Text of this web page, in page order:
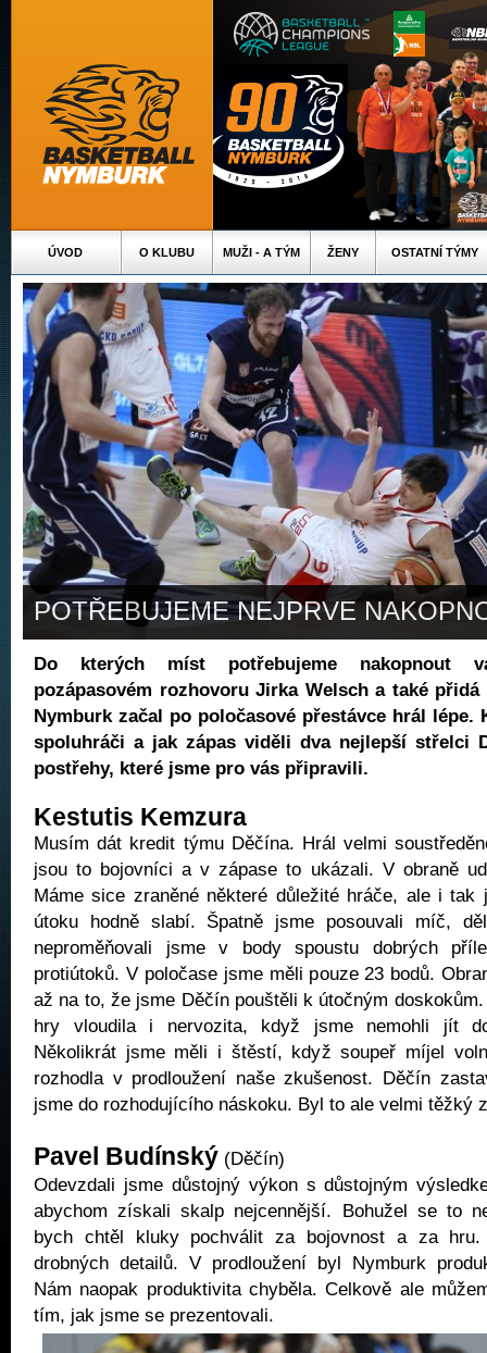
ÚVOD O KLUBU MUŽI - A TÝM ŽENY OSTATNÍ TÝMY
POTŘEBUJEME NEJPRVE
Do kterých míst potřebujeme nakopnout
pozápasovém rozhovoru Jirka Welsch a také
Nymburk začal po poločasové přestávce hrál lépe.
spoluhráči a jak zápas viděli dva nejlepší střelci
postřehy, které jsme pro vás připravili.
Kestutis Kemzura
Musím dát kredit týmu Děčína. Hrál velmi
jsou to bojovníci a v zápase to ukázali. V obraně
Máme sice zraněné některé důležité hráče, ale i tak
útoku hodně slabí. Špatně jsme posouvali míč,
neproměňovali jsme v body spoustu dobrých
protiútoků. V poločase jsme měli pouze 23 bodů.
až na to, že jsme Děčín pouštěli k útočným
hry vloudila i nervozita, když jsme nemohli jít
Několikrát jsme měli i štěstí, když soupeř míjel
rozhodla v prodloužení naše zkušenost. Děčín
jsme do rozhodujícího náskoku. Byl to ale velmi těžký
Pavel Budínský (Děčín)
Odevzdali jsme důstojný výkon s důstojným
abychom získali skalp nejcennější. Bohužel se to
bych chtěl kluky pochválit za bojovnost a za hru.
drobných detailů. V prodloužení byl Nymburk
Nám naopak produktivita chyběla. Celkově ale
tím, jak jsme se prezentovali.